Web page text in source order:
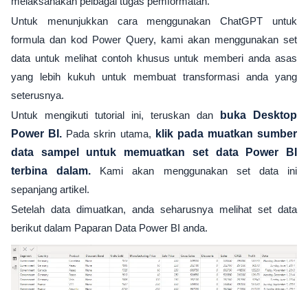
Untuk menunjukkan cara menggunakan ChatGPT untuk
formula dan kod Power Query, kami akan menggunakan set
data untuk melihat contoh khusus untuk memberi anda asas
yang lebih kukuh untuk membuat transformasi anda yang
seterusnya.
Untuk mengikuti tutorial ini, teruskan dan
buka Desktop
Power BI. Pada skrin utama, klik pada muatkan sumber
data sampel untuk memuatkan set data Power BI
terbina dalam. Kami akan menggunakan set data ini
sepanjang artikel.
Setelah data dimuatkan, anda seharusnya melihat set data
berikut dalam Paparan Data Power BI anda.